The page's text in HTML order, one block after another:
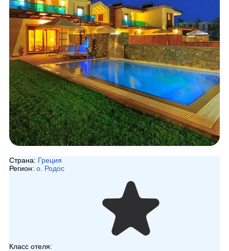
Страна: Греция
Регион: о. Родос
Класс отеля: